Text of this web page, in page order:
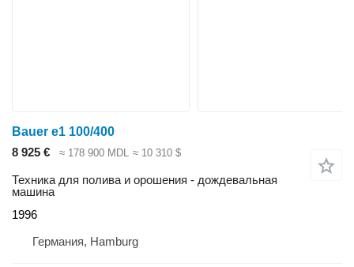
Bauer e1 100/400
8 925 €
≈ 178 900 MDL ≈ 10 310 $
Техника для полива и орошения - дождевальная
машина
1996
Германия, Hamburg